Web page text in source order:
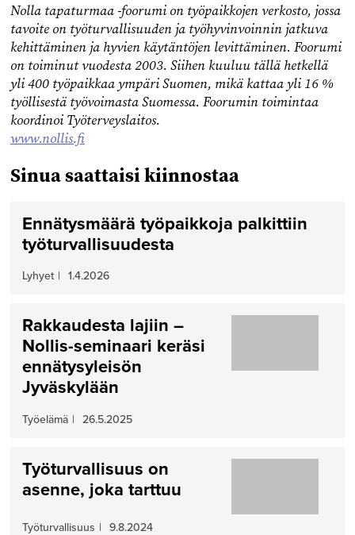
Nolla tapaturmaa -foorumi on työpaikkojen verkosto, jossa
tavoite on työturvallisuuden ja työhyvinvoinnin jatkuva
kehittäminen ja hyvien käytäntöjen levittäminen. Foorumi
on toiminut vuodesta 2003. Siihen kuuluu tällä hetkellä
yli 400 työpaikkaa ympäri Suomen, mikä kattaa yli 16 %
työllisestä työvoimasta Suomessa. Foorumin toimintaa
koordinoi Työterveyslaitos.
www.nollis.fi
Sinua saattaisi kiinnostaa
Ennätysmäärä työpaikkoja palkittiin
työturvallisuudesta
Lyhyet | 1.4.2026
Rakkaudesta lajiin –
Nollis-seminaari keräsi
ennätysyleisön
Jyväskylään
Työelämä | 26.5.2025
Työturvallisuus on
asenne, joka tarttuu
Työturvallisuus | 9.8.2024